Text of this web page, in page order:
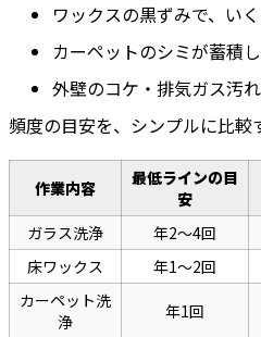
ワックスの黒ずみで、い
カーペットのシミが蓄積
外壁のコケ・排気ガス汚
頻度の目安を、シンプルに比較
作業内容
最低ラインの目
安
ガラス洗浄 年2〜4回
床ワックス
年1〜2回
カーペット洗
浄
年1回